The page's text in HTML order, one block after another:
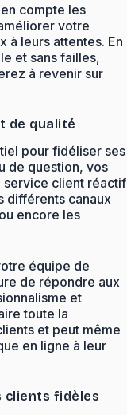
compte les
votre
à leurs attentes. En
et sans failles,
à revenir sur
de qualité
pour fidéliser ses
de question, vos
service client réactif
différents canaux
encore les
équipe de
de répondre aux
et
toute la
et peut même
en ligne à leur
clients fidèles